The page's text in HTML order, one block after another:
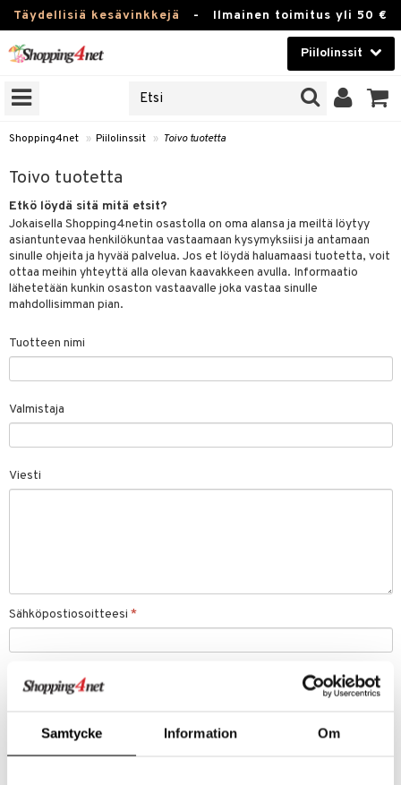
Samtycke Information Om
Täydellisiä kesävinkkejä - Ilmainen toimitus yli 50 €
Piilolinssit
Kauneudenhoito
Piilolinssit
Luontaistuotteet
Apteekki
Fitness
Koti & Sisustus
Lelut, Lapsi & Vauva
Tuotemerkkejä
Kampanjat
Shopping4net » Piilolinssit » Toivo tuotetta
Toivo tuotetta
Etkö löydä sitä mitä etsit?
Jokaisella Shopping4netin osastolla on oma alansa ja meiltä löytyy
asiantuntevaa henkilökuntaa vastaamaan kysymyksiisi ja antamaan
sinulle ohjeita ja hyvää palvelua. Jos et löydä haluamaasi tuotetta, voit
ottaa meihin yhteyttä alla olevan kaavakkeen avulla. Informaatio
lähetetään kunkin osaston vastaavalle joka vastaa sinulle
mahdollisimman pian.
Tuotteen nimi
Valmistaja
Viesti
Sähköpostiosoitteesi *
VALITSE LINSSI
TUOTEMERKIT
omien tuotemerkkiensä
optikoiden linssit »
linssit